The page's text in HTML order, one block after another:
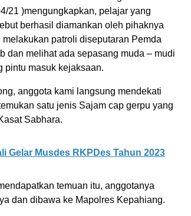
21 )mengungkapkan, pelajar yang
berhasil diamankan oleh pihaknya
patroli diseputaran Pemda
dan melihat ada sepasang muda – mudi
pintu masuk kejaksaan.
anggota kami langsung mendekati
satu jenis Sajam cap gerpu yang
Sabhara.
Gelar Musdes RKPDes Tahun 2023
temuan itu, anggotanya
dan dibawa ke Mapolres Kepahiang.